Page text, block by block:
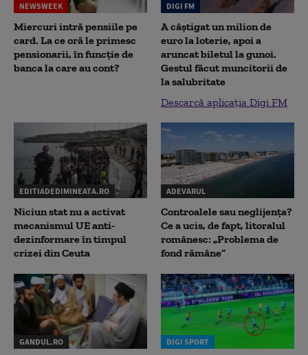
NEWSWEEK
Miercuri intră pensiile pe
card. La ce oră le primesc
pensionarii, în funcție de
banca la care au cont?
DIGI FM
A câștigat un milion de
euro la loterie, apoi a
aruncat biletul la gunoi.
Gestul făcut muncitorii de
la salubritate
Descarcă aplicația Digi FM
EDITIADEDIMINEATA.RO
Niciun stat nu a activat
mecanismul UE anti-
dezinformare în timpul
crizei din Ceuta
ADEVARUL
Controalele sau neglijența?
Ce a ucis, de fapt, litoralul
românesc: „Problema de
fond rămâne”
GANDUL.RO DIGI SPORT